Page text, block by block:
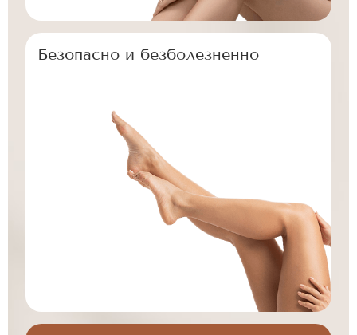
Безопасно и безболезненно